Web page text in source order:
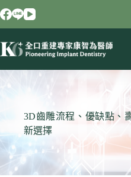
跳
至
要
3D齒雕流程、優缺點、
新選擇